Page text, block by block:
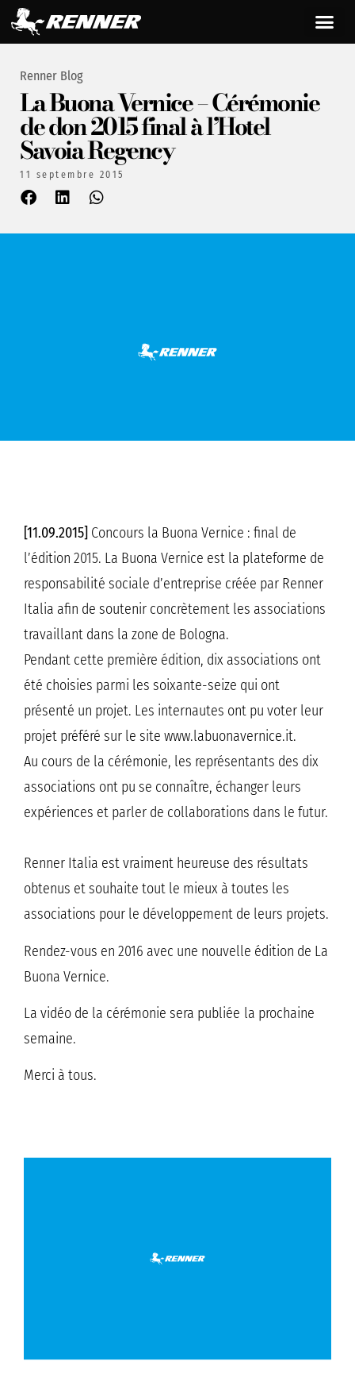
Renner Blog
La Buona Vernice – Cérémonie
de don 2015 final à l’Hotel
Savoia Regency
11 septembre 2015
[11.09.2015] Concours la Buona Vernice : final de
l’édition 2015. La Buona Vernice est la plateforme de
responsabilité sociale d’entreprise créée par Renner
Italia afin de soutenir concrètement les associations
travaillant dans la zone de Bologna.
Pendant cette première édition, dix associations ont
été choisies parmi les soixante-seize qui ont
présenté un projet. Les internautes ont pu voter leur
projet préféré sur le site www.labuonavernice.it.
Au cours de la cérémonie, les représentants des dix
associations ont pu se connaître, échanger leurs
expériences et parler de collaborations dans le futur.
Renner Italia est vraiment heureuse des résultats
obtenus et souhaite tout le mieux à toutes les
associations pour le développement de leurs projets.
Rendez-vous en 2016 avec une nouvelle édition de La
Buona Vernice.
La vidéo de la cérémonie sera publiée la prochaine
semaine.
Merci à tous.